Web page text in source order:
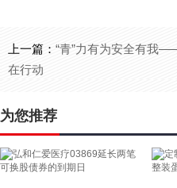
上一篇： “青”力有为安全有我
在行动
为您推荐